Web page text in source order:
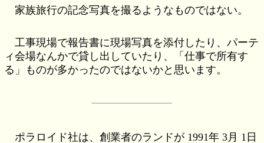
家族旅行の記念写真を撮るようなものではない。
工事現場で報告書に現場写真を添付したり、パーテ
ィ会場なんかで貸し出していたり、「仕事で所有す
る」ものが多かったのではないかと思います。
ポラロイド社は、創業者のランドが 1991年 3月 1日